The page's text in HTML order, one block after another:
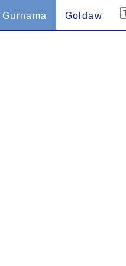
Gurnama Goldaw